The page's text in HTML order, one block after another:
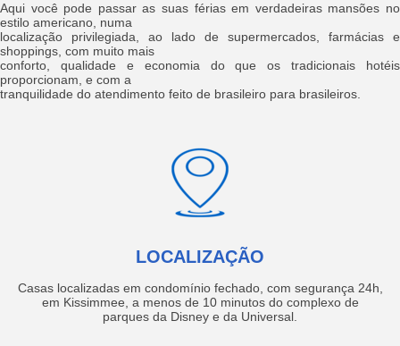
Aqui você pode passar as suas férias em verdadeiras mansões no
estilo americano, numa
localização privilegiada, ao lado de supermercados, farmácias e
shoppings, com muito mais
conforto, qualidade e economia do que os tradicionais hotéis
proporcionam, e com a
tranquilidade do atendimento feito de brasileiro para brasileiros.
LOCALIZAÇÃO
Casas localizadas em condomínio fechado, com segurança 24h,
em Kissimmee, a menos de 10 minutos do complexo de
parques da Disney e da Universal.